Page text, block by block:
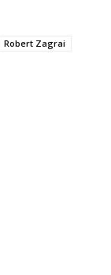
Robert Zagrai